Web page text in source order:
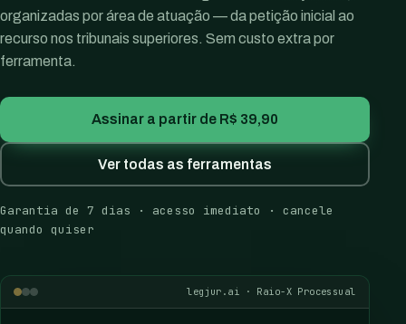
organizadas por área de atuação — da petição inicial ao
recurso nos tribunais superiores. Sem custo extra por
ferramenta.
Assinar a partir de R$ 39,90
Ver todas as ferramentas
Garantia de 7 dias · acesso imediato · cancele
quando quiser
legjur.ai · Raio-X Processual